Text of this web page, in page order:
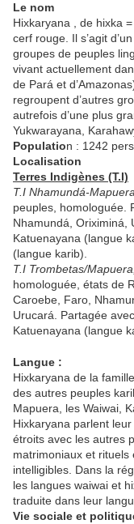
Le nom
Hixkaryana , de hixka
cerf rouge. Il s’agit
groupes de peuples
vivant actuellement
de Pará et
regroupent d’autres
autrefois d’une plus
Yukwarayana,
Population : 1242
Localisation
Terres Indigènes (T.I)
T.I Nhamundá-Mapuera
peuples, homologuée.
Nhamundá, Oriximiná,
Katuenayana (langue
(langue karib).
T.I Trombetas/Mapuera,
homologuée, états de
Caroebe, Faro,
Urucará. Partagée
Katuenayana (langue
Langue :
Hixkaryana de la
des autres peuples
Mapuera, les Waiwai,
Hixkaryana parlent
étroits avec les autres
matrimoniaux et
intelligibles. Dans la
les langues waiwai et
traduite dans leur
Vie sociale et